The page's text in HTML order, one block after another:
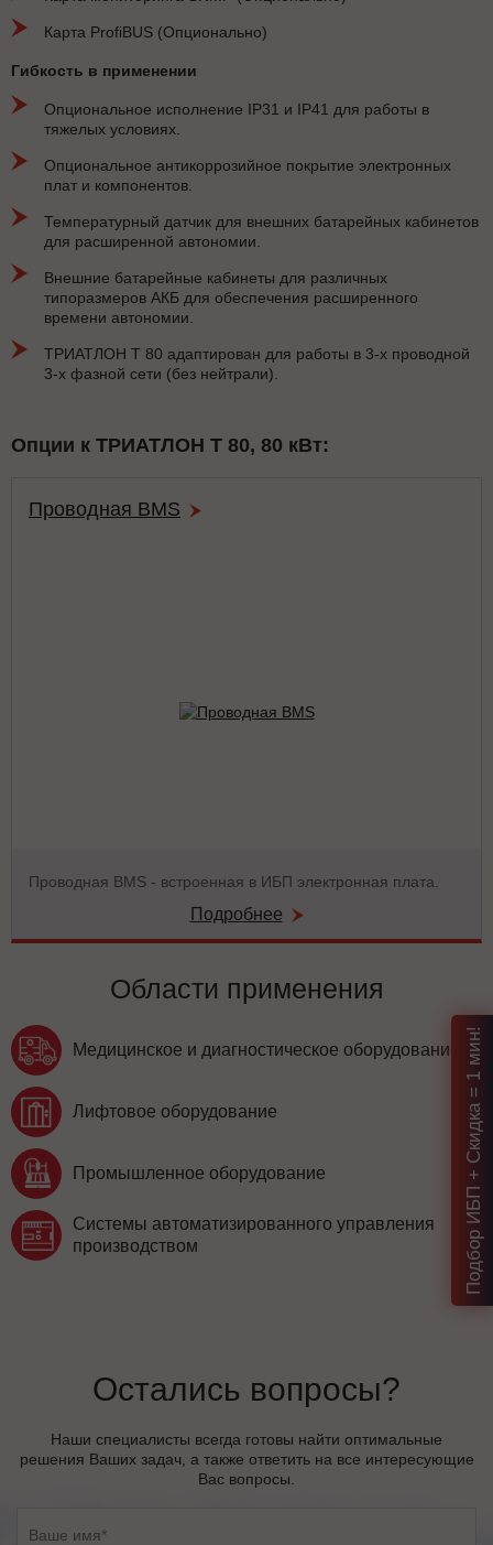
Карта ProfiBUS (Опционально)
Гибкость в применении
Опциональное исполнение IP31 и IP41 для работы в
тяжелых условиях.
Опциональное антикоррозийное покрытие электронных
плат и компонентов.
Температурный датчик для внешних батарейных кабинетов
для расширенной автономии.
Внешние батарейные кабинеты для различных
типоразмеров АКБ для обеспечения расширенного
времени автономии.
ТРИАТЛОН Т 80 адаптирован для работы в 3-х проводной
3-х фазной сети (без нейтрали).
Опции к ТРИАТЛОН Т 80, 80 кВт:
Проводная BMS
Проводная BMS - встроенная в ИБП электронная плата.
Подробнее
Области применения
Медицинское и диагностическое оборудование
Лифтовое оборудование
Промышленное оборудование
Системы автоматизированного управления
производством
Остались вопросы?
Наши специалисты всегда готовы найти оптимальные
решения Ваших задач, а также ответить на все интересующие
Вас вопросы.
Подбор ИБП + Скидка = 1 мин!